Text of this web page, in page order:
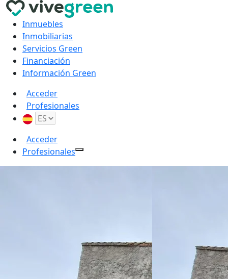
Inmuebles
Inmobiliarias
Servicios Green
Financiación
Información Green
Acceder
Profesionales
Acceder
Profesionales